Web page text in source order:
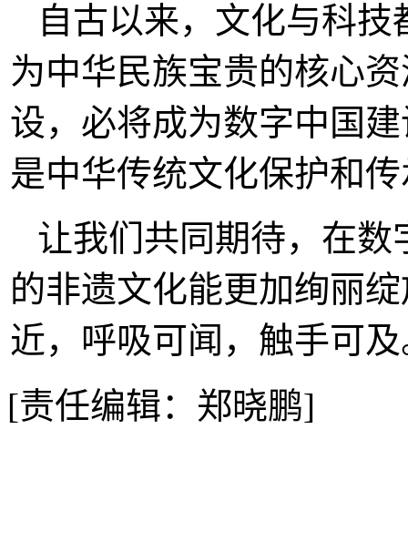
自古以来，文化与科
为中华民族宝贵的核心
设，必将成为数字中国
是中华传统文化保护和
让我们共同期待，在
的非遗文化能更加绚丽
近，呼吸可闻，触手可
[责任编辑：郑晓鹏]